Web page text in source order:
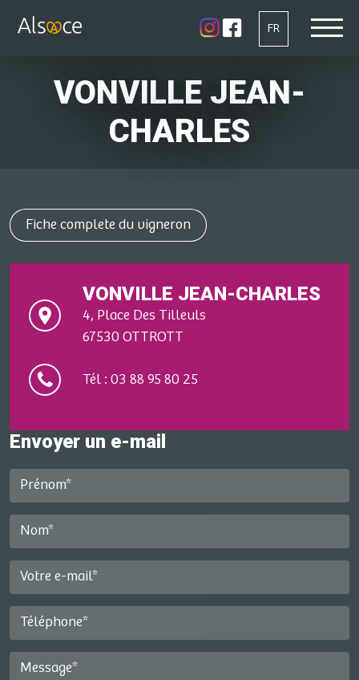
FR
VONVILLE JEAN-
CHARLES
Fiche complete du vigneron
VONVILLE JEAN-CHARLES
4, Place Des Tilleuls
67530 OTTROTT
Tél : 03 88 95 80 25
Envoyer un e-mail
Prénom*
Nom*
Votre e-mail*
Téléphone*
Message*